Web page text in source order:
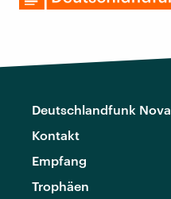
Deutschlandfunk Nova
Kontakt
Empfang
Trophäen